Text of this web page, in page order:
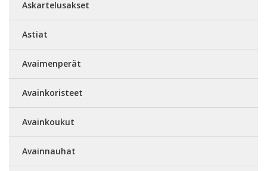
Askartelusakset
Astiat
Avaimenperät
Avainkoristeet
Avainkoukut
Avainnauhat